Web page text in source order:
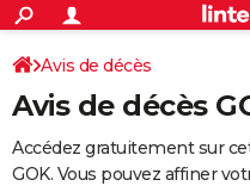
ACTUALITÉS
Politique
Société
Faits Divers
Education
Monde
Villes
+
SPORT
Coupe du monde 2026
Football
Tennis
Cyclisme
Rugby
Forum
Programme TV
TNT
Streaming
Cinéma
Sorties cinéma
Musique
+
FINANCE
Avis de décès
Avis de décès
Accédez gratuitement sur
GOK. Vous pouvez affiner